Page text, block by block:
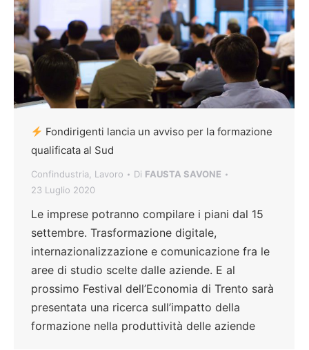
Fondirigenti lancia un avviso per la formazione
qualificata al Sud
Confindustria Lavoro Di FAUSTA SAVONE
23 Luglio 2020
Le imprese potranno compilare i piani dal 15
settembre. Trasformazione digitale,
internazionalizzazione e comunicazione fra le
aree di studio scelte dalle aziende. E al
prossimo Festival dell’Economia di Trento sarà
presentata una ricerca sull’impatto della
formazione nella produttività delle aziende